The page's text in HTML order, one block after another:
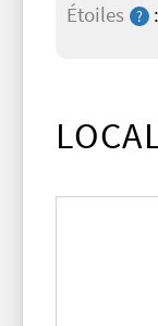
Étoiles
? :